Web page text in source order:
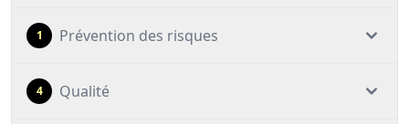
1 Prévention des risques
4 Qualité